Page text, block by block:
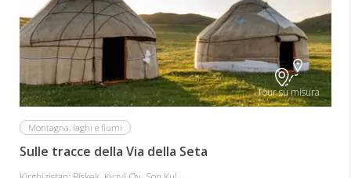
Tour su misura
Montagna, laghi e fiumi
Sulle tracce della Via della Seta